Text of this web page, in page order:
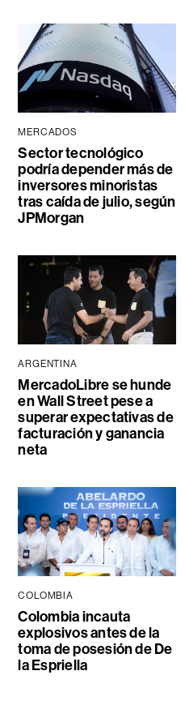
MERCADOS
Sector tecnológico
podría depender más de
inversores minoristas
tras caída de julio, según
JPMorgan
ARGENTINA
MercadoLibre se hunde
en Wall Street pese a
superar expectativas de
facturación y ganancia
neta
COLOMBIA
Colombia incauta
explosivos antes de la
toma de posesión de De
la Espriella